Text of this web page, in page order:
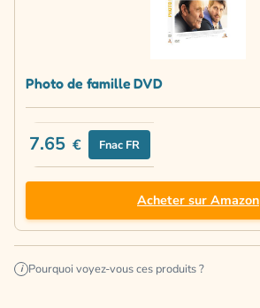
Photo de famille DVD
7.65 € Fnac FR
Acheter sur Amazon
i Pourquoi voyez-vous ces produits ?